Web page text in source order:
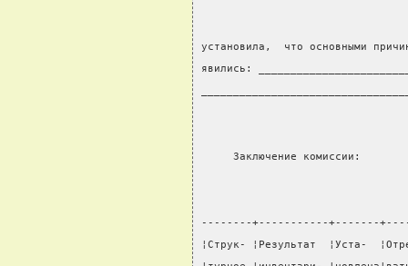
установила,  что основными
явились:
     Заключение комиссии:
--------+-----------+-------
¦Струк- ¦Результат  ¦Уста-